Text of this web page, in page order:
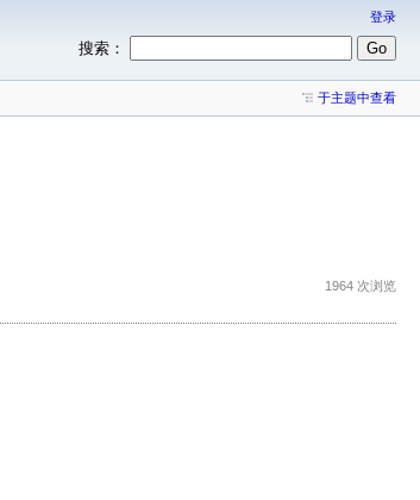
登录
搜索：
于主题中查看
1964 次浏览